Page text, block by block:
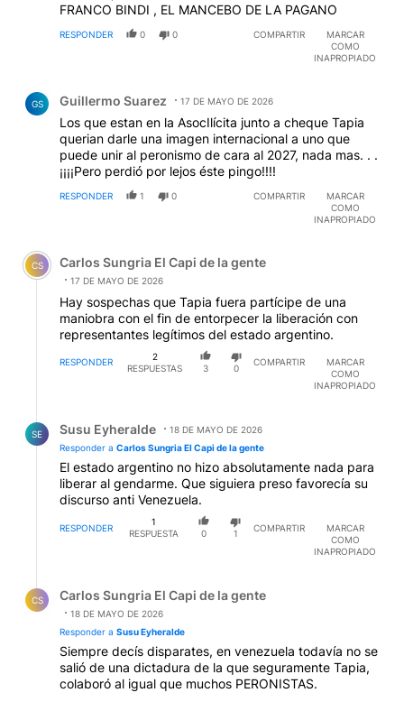
FRANCO BINDI , EL MANCEBO DE LA PAGANO
RESPONDER 0 0 COMPARTIR
MARCAR
COMO
INAPROPIADO
GS Guillermo Suarez 17 DE MAYO DE 2026
Los que estan en la AsocIlícita junto a cheque Tapia
querian darle una imagen internacional a uno que
puede unir al peronismo de cara al 2027, nada mas. . .
¡¡¡¡Pero perdió por lejos éste pingo!!!!
RESPONDER 1 0 COMPARTIR
MARCAR
COMO
INAPROPIADO
Comentario de Carlos Sungria El Capi de la gente.
CS Carlos Sungria El Capi de la gente
17 DE MAYO DE 2026
Hay sospechas que Tapia fuera partícipe de una
maniobra con el fin de entorpecer la liberación con
representantes legítimos del estado argentino.
RESPONDER
2
RESPUESTAS
3 0
COMPARTIR
MARCAR
COMO
INAPROPIADO
SE Susu Eyheralde
18 DE MAYO DE 2026
Responder a Carlos Sungria El Capi de la gente
El estado argentino no hizo absolutamente nada para
liberar al gendarme. Que siguiera preso favorecía su
discurso anti Venezuela.
RESPONDER
1
RESPUESTA
0 1
COMPARTIR
MARCAR
COMO
INAPROPIADO
CS Carlos Sungria El Capi de la gente
18 DE MAYO DE 2026
Responder a Susu Eyheralde
Siempre decís disparates, en venezuela todavía no se
salió de una dictadura de la que seguramente Tapia,
colaboró al igual que muchos PERONISTAS.